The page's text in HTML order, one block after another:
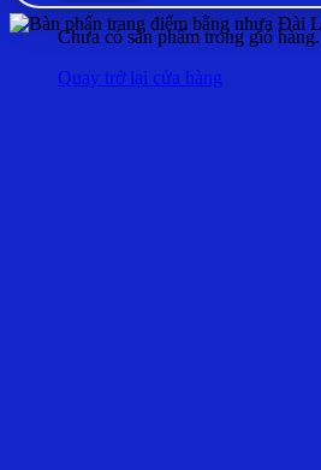
Chưa có sản phẩm trong giỏ hàng.
Quay trở lại cửa hàng